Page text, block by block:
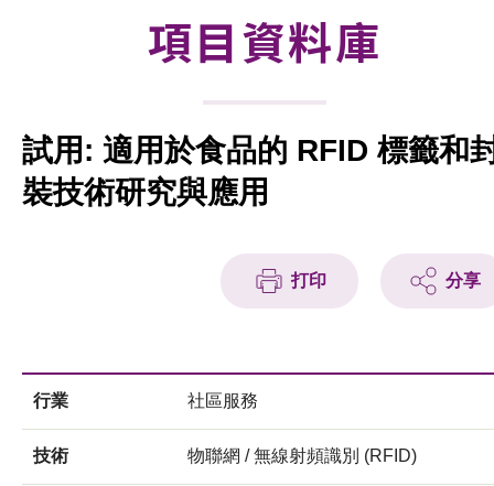
徵求研發項目計劃書
項目夥伴
項目資料庫
試用: 適用於食品的 RFID 標籤和
裝技術研究與應用
打印 分享
行業 社區服務
技術 物聯網 / 無線射頻識別 (RFID)